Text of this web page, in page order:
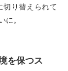
切り替えられて
に。
を保つス